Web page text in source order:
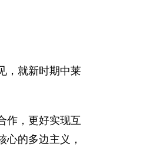
，就新时期中莱
作，更好实现互
的多边主义，